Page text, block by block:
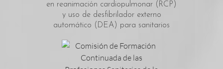
en reanimación cardiopulmonar (RCP)
y uso de desfibrilador externo
automático (DEA) para sanitarios